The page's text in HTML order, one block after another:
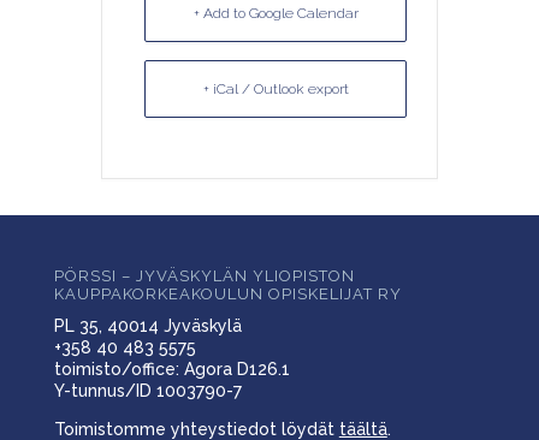
+ Add to Google Calendar
+ iCal / Outlook export
PÖRSSI – JYVÄSKYLÄN YLIOPISTON
KAUPPAKORKEAKOULUN OPISKELIJAT RY
PL 35, 40014 Jyväskylä
+358 40 483 5575
toimisto/office: Agora D126.1
Y-tunnus/ID 1003790-7
Toimistomme yhteystiedot löydät täältä.